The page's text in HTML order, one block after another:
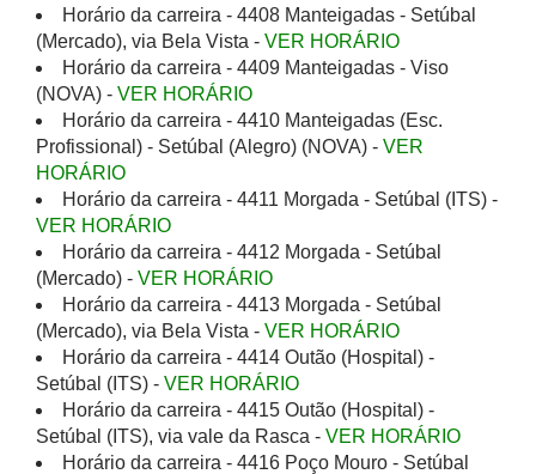
Horário da carreira - 4408 Manteigadas - Setúbal
(Mercado), via Bela Vista - VER HORÁRIO
Horário da carreira - 4409 Manteigadas - Viso
(NOVA) - VER HORÁRIO
Horário da carreira - 4410 Manteigadas (Esc.
Profissional) - Setúbal (Alegro) (NOVA) - VER
HORÁRIO
Horário da carreira - 4411 Morgada - Setúbal (ITS) -
VER HORÁRIO
Horário da carreira - 4412 Morgada - Setúbal
(Mercado) - VER HORÁRIO
Horário da carreira - 4413 Morgada - Setúbal
(Mercado), via Bela Vista - VER HORÁRIO
Horário da carreira - 4414 Outão (Hospital) -
Setúbal (ITS) - VER HORÁRIO
Horário da carreira - 4415 Outão (Hospital) -
Setúbal (ITS), via vale da Rasca - VER HORÁRIO
Horário da carreira - 4416 Poço Mouro - Setúbal